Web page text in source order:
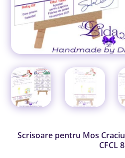
Scrisoare pentru Mos
CFCL 8